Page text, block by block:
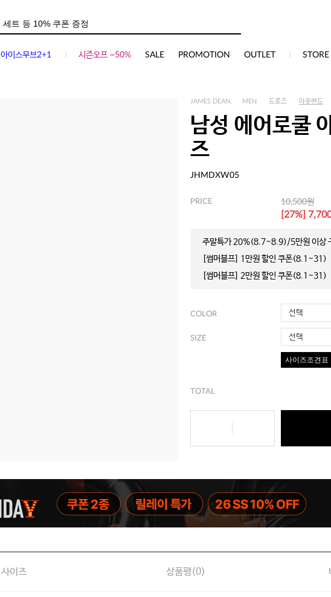
아이스무브2+1 시즌오프 ~50% SALE PROMOTION OUTLET STORE
JAMES DEAN. MEN 드로즈 아웃밴드
남성 에어로쿨
즈
JHMDXW05
PRICE 10,500원
[27%]
주말특가 20%(8.7~8.9)/5만원 이상
[썸머블프] 1만원 할인 쿠폰(8.1~31)
[썸머블프] 2만원 할인 쿠폰(8.1~31)
COLOR 선택
SIZE 선택
사이즈조견표
TOTAL
사이즈 상품평(0)